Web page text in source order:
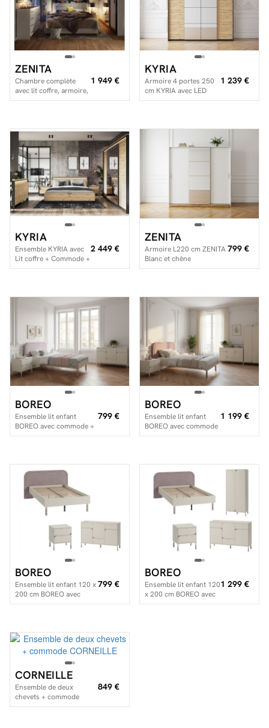
ZENITA
Chambre complète
avec lit coffre, armoire,
commode et deux
1 949 €
KYRIA
Armoire 4 portes 250
cm KYRIA avec LED
imitation Chêne
1 239 €
KYRIA
Ensemble KYRIA avec
Lit coffre + Commode +
Armoire + 2 chevets
2 449 €
ZENITA
Armoire L220 cm ZENITA
Blanc et chêne
799 €
BOREO
Ensemble lit enfant
BOREO avec commode +
chevet
799 €
BOREO
Ensemble lit enfant
BOREO avec commode
+ armoire + chevet
1 199 €
BOREO
Ensemble lit enfant 120 x
200 cm BOREO avec
commode + chevet
799 €
BOREO
Ensemble lit enfant 120
x 200 cm BOREO avec
commode + armoire +
1 299 €
CORNEILLE
Ensemble de deux
chevets + commode
CORNEILLE
849 €